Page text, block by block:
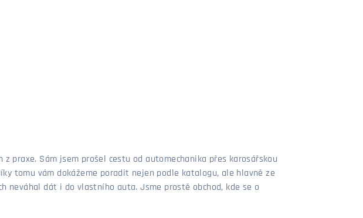
praxe. Sám jsem prošel cestu od automechanika přes karosářskou
tomu vám dokážeme poradit nejen podle katalogu, ale hlavně ze
neváhal dát i do vlastního auta. Jsme prostě obchod, kde se o